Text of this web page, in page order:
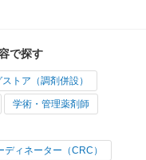
で探す
ストア（調剤併設）
学術・管理薬剤師
ディネーター（CRC）